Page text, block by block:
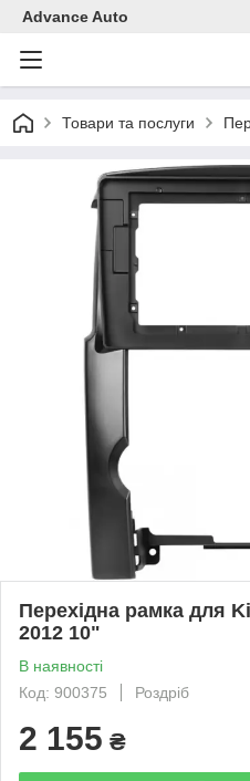
Advance Auto
Товари та послуги
Перехідна рамка для
2012 10"
В наявності
Код: 900375
Роздріб
2 155 ₴